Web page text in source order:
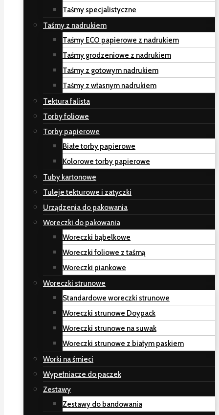
Taśmy specjalistyczne
Taśmy z nadrukiem
Taśmy ECO papierowe z nadrukiem
Taśmy grodzeniowe z nadrukiem
Taśmy z gotowym nadrukiem
Taśmy z własnym nadrukiem
Tektura falista
Torby foliowe
Torby papierowe
Białe torby papierowe
Kolorowe torby papierowe
Tuby kartonowe
Tuleje tekturowe i zatyczki
Urządzenia do pakowania
Woreczki do pakowania
Woreczki bąbelkowe
Woreczki foliowe z taśmą
Woreczki piankowe
Woreczki strunowe
Standardowe woreczki strunowe
Woreczki strunowe Doypack
Woreczki strunowe na suwak
Woreczki strunowe z białym paskiem
Worki na śmieci
Wypełniacze do paczek
Zestawy
Zestawy do bandowania